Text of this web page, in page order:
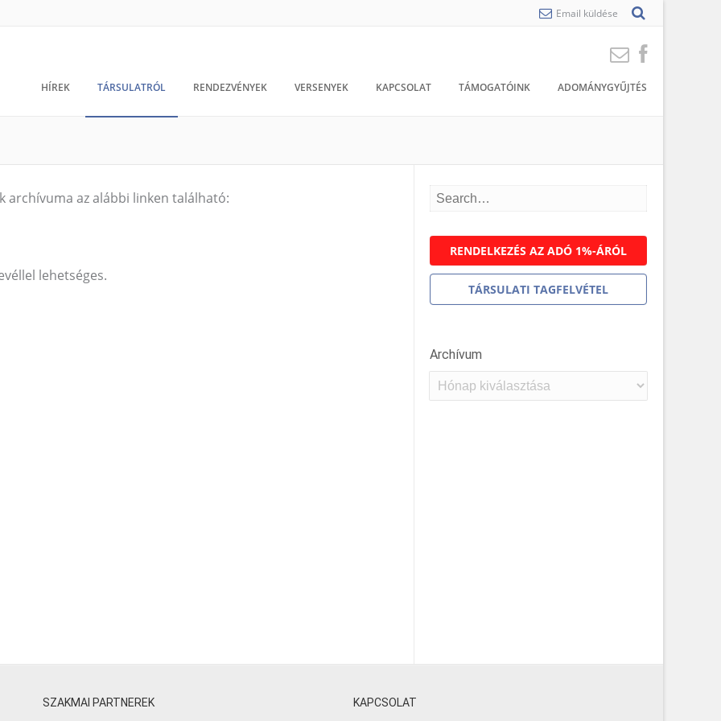
Email küldése
HÍREK TÁRSULATRÓL RENDEZVÉNYEK VERSENYEK KAPCSOLAT TÁMOGATÓINK ADOMÁNYGYŰJTÉS
archívuma az alábbi linken található:
lehetséges.
RENDELKEZÉS AZ ADÓ 1%-ÁRÓL
TÁRSULATI TAGFELVÉTEL
Archívum
Archívum
SZAKMAI PARTNEREK KAPCSOLAT